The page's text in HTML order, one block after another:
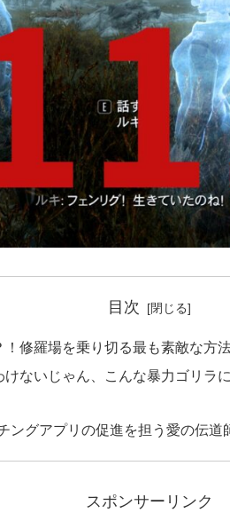
目次
修羅場を乗り切る最も素敵な方法
けないじゃん、こんな暴力ゴリラ
ングアプリの促進を担う愛の伝道
スポンサーリンク